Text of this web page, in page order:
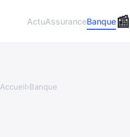
ActuAssuranceBanque📰
Accueil›Banque